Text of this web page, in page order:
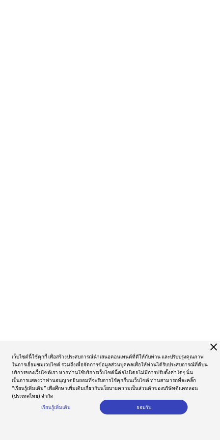
close
เว็บไซต์นี้ใช้คุกกี้ เพื่อสร้างประสบการณ์นำเสนอคอนเทนต์ที่ดีให้กับท่าน และปรับปรุงคุณภาพ
ในการเยี่ยมชมเวปไซต์ รวมถึงเพื่อจัดการข้อมูลส่วนบุคคลเพื่อให้ท่านได้รับประสบการณ์ที่ดีบน
บริการของเว็บไซต์เรา หากท่านใช้บริการเว็บไซต์นี้ต่อไปโดยไม่มีการปรับตั้งค่าใดๆ นั่น
เป็นการแสดงว่าท่านอนุญาตยินยอมที่จะรับการใช้คุกกี้บนเว็บไซต์ ท่านสามารถที่จะคลิ๊ก
“เรียนรู้เพิ่มเติม” เพื่อศึกษาเพิ่มเติมเกี่ยวกับนโยบายความเป็นส่วนตัวของบริษัทดีแคทลอน
(ประเทศไทย) จำกัด
เรียนรู้เพิ่มเติม
ยอมรับ